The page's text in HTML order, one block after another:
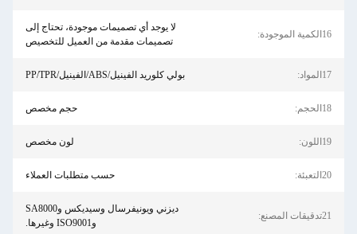
16الكمية الموجودة:
لا يوجد أي تصميمات موجودة، تحتاج إلى
تصميمات مقدمة من العميل للتخصيص
17المواد: بولي كلوريد الفينيل/ABS/الفينيل/PP/TPR
18الحجم: حجم مخصص
19اللون: لون مخصص
20التعبئة: حسب متطلبات العملاء
21تدقيقات المصنع:
ديزني ويونيفرسال وسيديكس وSA8000
وISO9001 وغيرها.